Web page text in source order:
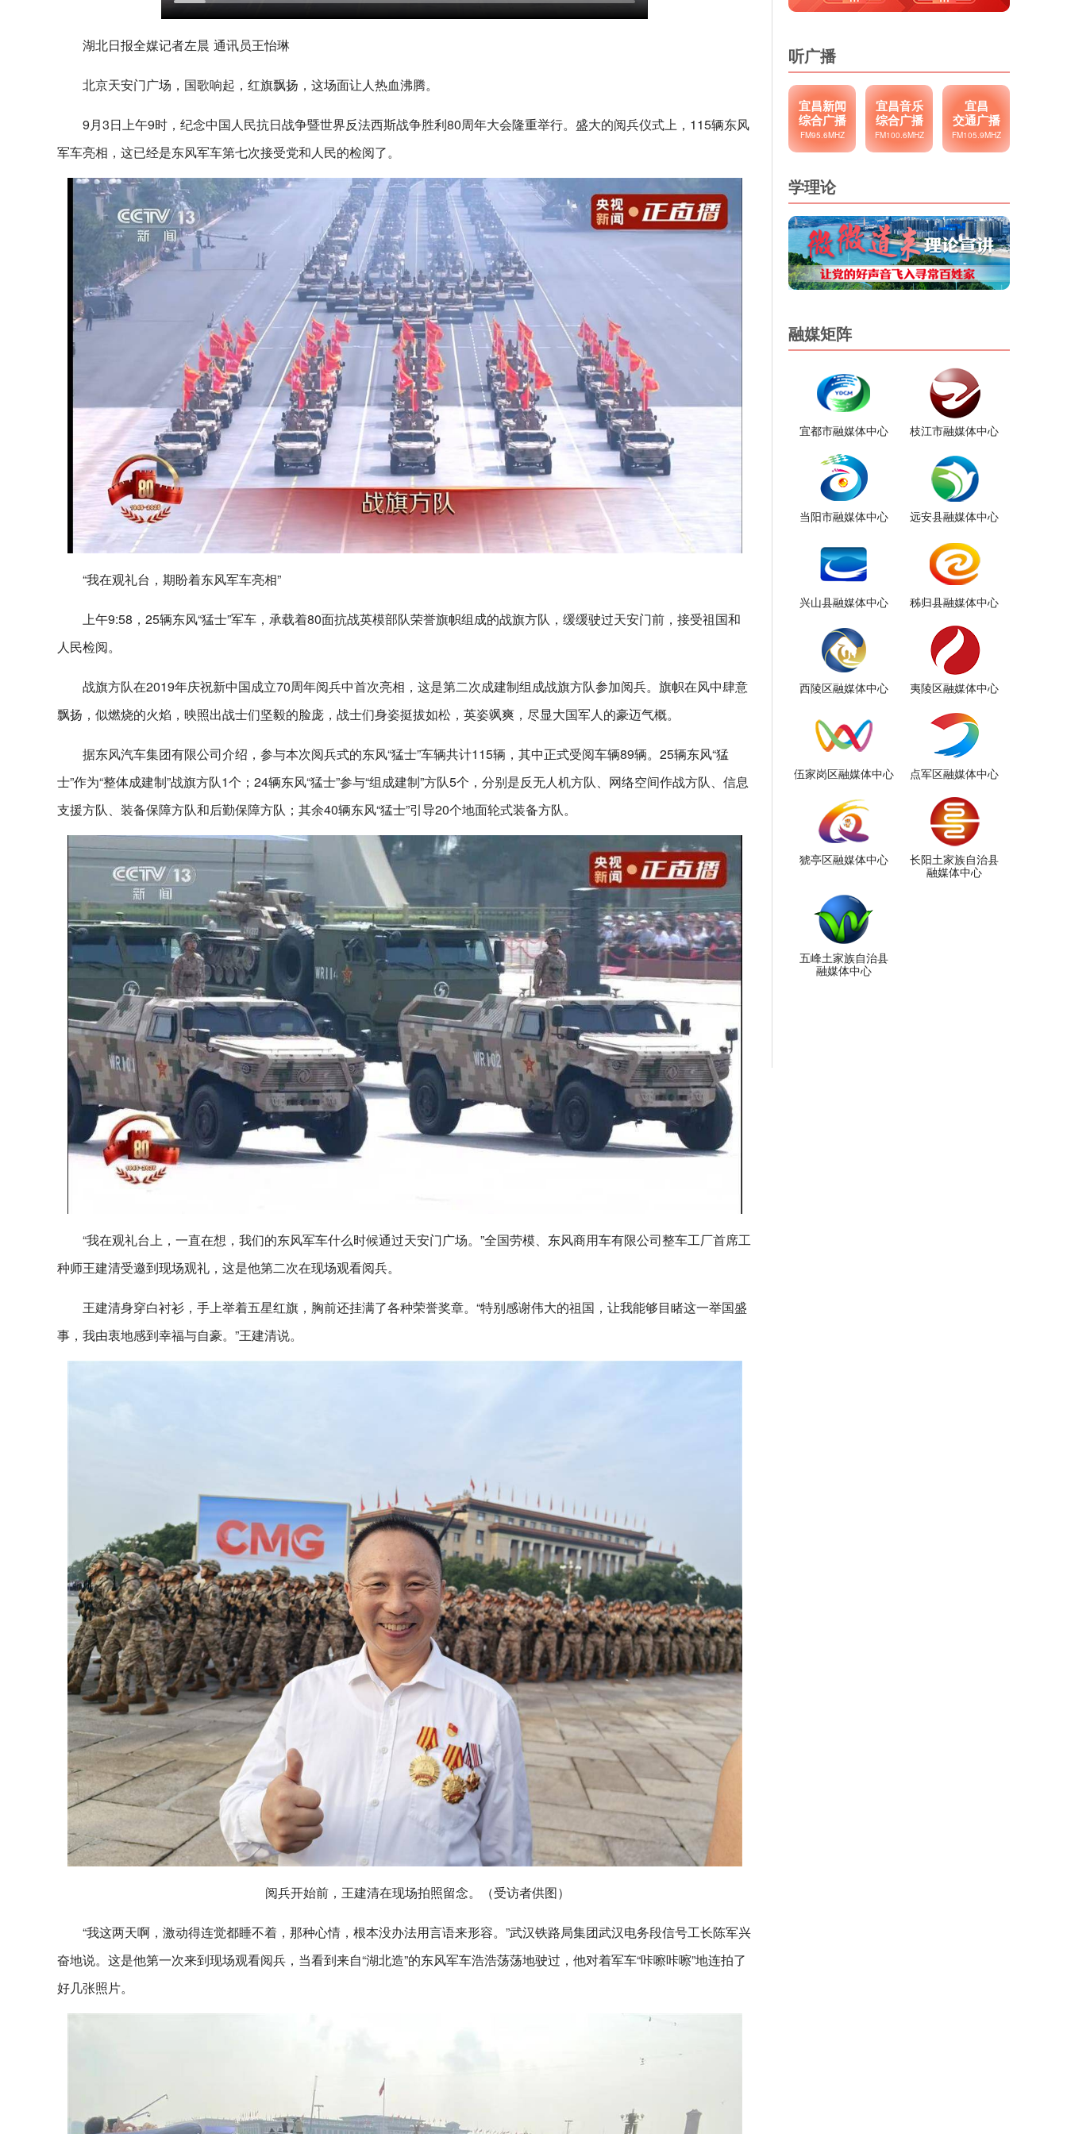
湖北日报全媒记者左晨 通讯员王怡琳
北京天安门广场，国歌响起，红旗飘扬，这场面让人热血沸腾。
9月3日上午9时，纪念中国人民抗日战争暨世界反法西斯战争胜利80周年大会隆重举行。盛大的阅兵仪式上，115辆东风
军车亮相，这已经是东风军车第七次接受党和人民的检阅了。
“我在观礼台，期盼着东风军车亮相”
上午9:58，25辆东风“猛士”军车，承载着80面抗战英模部队荣誉旗帜组成的战旗方队，缓缓驶过天安门前，接受祖国和
人民检阅。
战旗方队在2019年庆祝新中国成立70周年阅兵中首次亮相，这是第二次成建制组成战旗方队参加阅兵。旗帜在风中肆意
飘扬，似燃烧的火焰，映照出战士们坚毅的脸庞，战士们身姿挺拔如松，英姿飒爽，尽显大国军人的豪迈气概。
据东风汽车集团有限公司介绍，参与本次阅兵式的东风“猛士”车辆共计115辆，其中正式受阅车辆89辆。25辆东风“猛
士”作为“整体成建制”战旗方队1个；24辆东风“猛士”参与“组成建制”方队5个，分别是反无人机方队、网络空间作战方队、信息
支援方队、装备保障方队和后勤保障方队；其余40辆东风“猛士”引导20个地面轮式装备方队。
“我在观礼台上，一直在想，我们的东风军车什么时候通过天安门广场。”全国劳模、东风商用车有限公司整车工厂首席工
种师王建清受邀到现场观礼，这是他第二次在现场观看阅兵。
王建清身穿白衬衫，手上举着五星红旗，胸前还挂满了各种荣誉奖章。“特别感谢伟大的祖国，让我能够目睹这一举国盛
事，我由衷地感到幸福与自豪。”王建清说。
阅兵开始前，王建清在现场拍照留念。（受访者供图）
“我这两天啊，激动得连觉都睡不着，那种心情，根本没办法用言语来形容。”武汉铁路局集团武汉电务段信号工长陈军兴
奋地说。这是他第一次来到现场观看阅兵，当看到来自“湖北造”的东风军车浩浩荡荡地驶过，他对着军车“咔嚓咔嚓”地连拍了
好几张照片。
听广播
宜昌新闻
综合广播
FM95.6MHZ
宜昌音乐
综合广播
FM100.6MHZ
宜昌
交通广播
FM105.9MHZ
学理论
融媒矩阵
宜都市融媒体中心 枝江市融媒体中心
当阳市融媒体中心 远安县融媒体中心
兴山县融媒体中心 秭归县融媒体中心
西陵区融媒体中心 夷陵区融媒体中心
伍家岗区融媒体中心 点军区融媒体中心
猇亭区融媒体中心
长阳土家族自治县
融媒体中心
五峰土家族自治县
融媒体中心